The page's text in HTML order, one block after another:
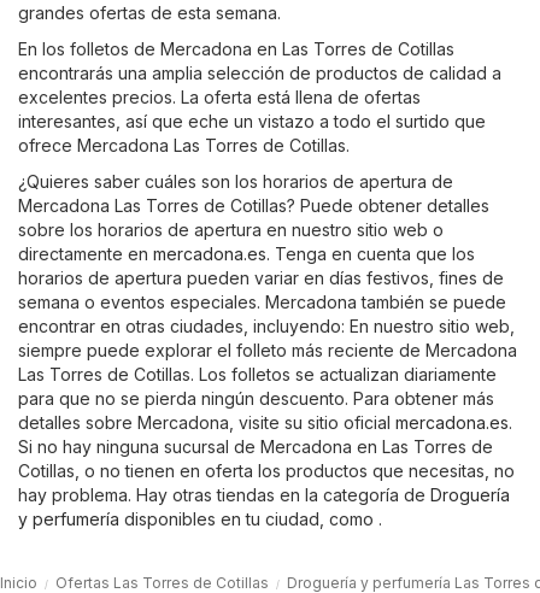
grandes ofertas de esta semana.
En los folletos de Mercadona en Las Torres de Cotillas
encontrarás una amplia selección de productos de calidad a
excelentes precios. La oferta está llena de ofertas
interesantes, así que eche un vistazo a todo el surtido que
ofrece Mercadona Las Torres de Cotillas.
¿Quieres saber cuáles son los horarios de apertura de
Mercadona Las Torres de Cotillas? Puede obtener detalles
sobre los horarios de apertura en nuestro sitio web o
directamente en mercadona.es. Tenga en cuenta que los
horarios de apertura pueden variar en días festivos, fines de
semana o eventos especiales. Mercadona también se puede
encontrar en otras ciudades, incluyendo: En nuestro sitio web,
siempre puede explorar el folleto más reciente de Mercadona
Las Torres de Cotillas. Los folletos se actualizan diariamente
para que no se pierda ningún descuento. Para obtener más
detalles sobre Mercadona, visite su sitio oficial mercadona.es.
Si no hay ninguna sucursal de Mercadona en Las Torres de
Cotillas, o no tienen en oferta los productos que necesitas, no
hay problema. Hay otras tiendas en la categoría de Droguería
y perfumería disponibles en tu ciudad, como .
Inicio Ofertas Las Torres de Cotillas Droguería y perfumería Las Torres